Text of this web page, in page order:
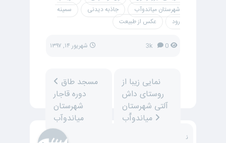
شهرستان میاندوآب
جاذبه دیدنی
سمینه
رود
عکس از طبیعت
3k 0 شهریور ۱۴, ۱۳۹۷
دوره قاجار
شهرستان
میاندوآب
نمایی زیبا از
روستای داش
آلتی شهرستان
ن